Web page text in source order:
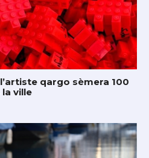
qargo sèmera 100
ville